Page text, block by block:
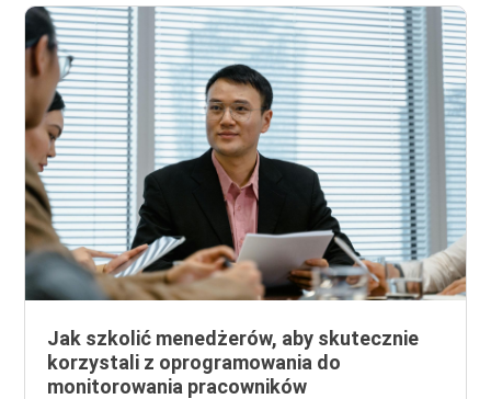
Jak szkolić menedżerów, aby skutecznie
korzystali z oprogramowania do
monitorowania pracowników